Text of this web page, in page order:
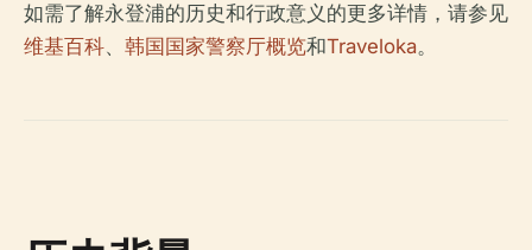
如需了解永登浦的历史和行政意义的更多详情，请参见
维基百科、 韩国国家警察厅概览和Traveloka。